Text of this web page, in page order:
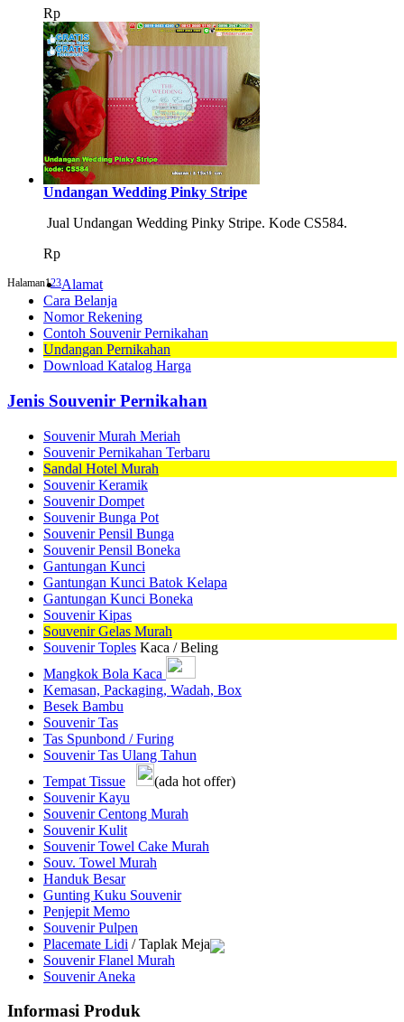
Rp
Undangan Wedding Pinky Stripe
Jual Undangan Wedding Pinky Stripe. Kode CS584.
Rp
Halaman123Alamat
Cara Belanja
Nomor Rekening
Contoh Souvenir Pernikahan
Undangan Pernikahan
Download Katalog Harga
Jenis Souvenir Pernikahan
Souvenir Murah Meriah
Souvenir Pernikahan Terbaru
Sandal Hotel Murah
Souvenir Keramik
Souvenir Dompet
Souvenir Bunga Pot
Souvenir Pensil Bunga
Souvenir Pensil Boneka
Gantungan Kunci
Gantungan Kunci Batok Kelapa
Gantungan Kunci Boneka
Souvenir Kipas
Souvenir Gelas Murah
Souvenir Toples Kaca / Beling
Mangkok Bola Kaca
Kemasan, Packaging, Wadah, Box
Besek Bambu
Souvenir Tas
Tas Spunbond / Furing
Souvenir Tas Ulang Tahun
Tempat Tissue
(ada hot offer)
Souvenir Kayu
Souvenir Centong Murah
Souvenir Kulit
Souvenir Towel Cake Murah
Souv. Towel Murah
Handuk Besar
Gunting Kuku Souvenir
Penjepit Memo
Souvenir Pulpen
Placemate Lidi / Taplak Meja
Souvenir Flanel Murah
Souvenir Aneka
Informasi Produk